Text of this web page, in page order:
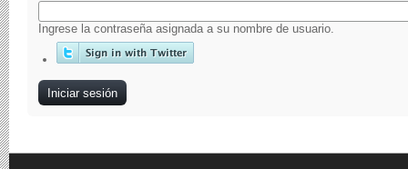
Ingrese la contraseña asignada a su nombre de usuario.